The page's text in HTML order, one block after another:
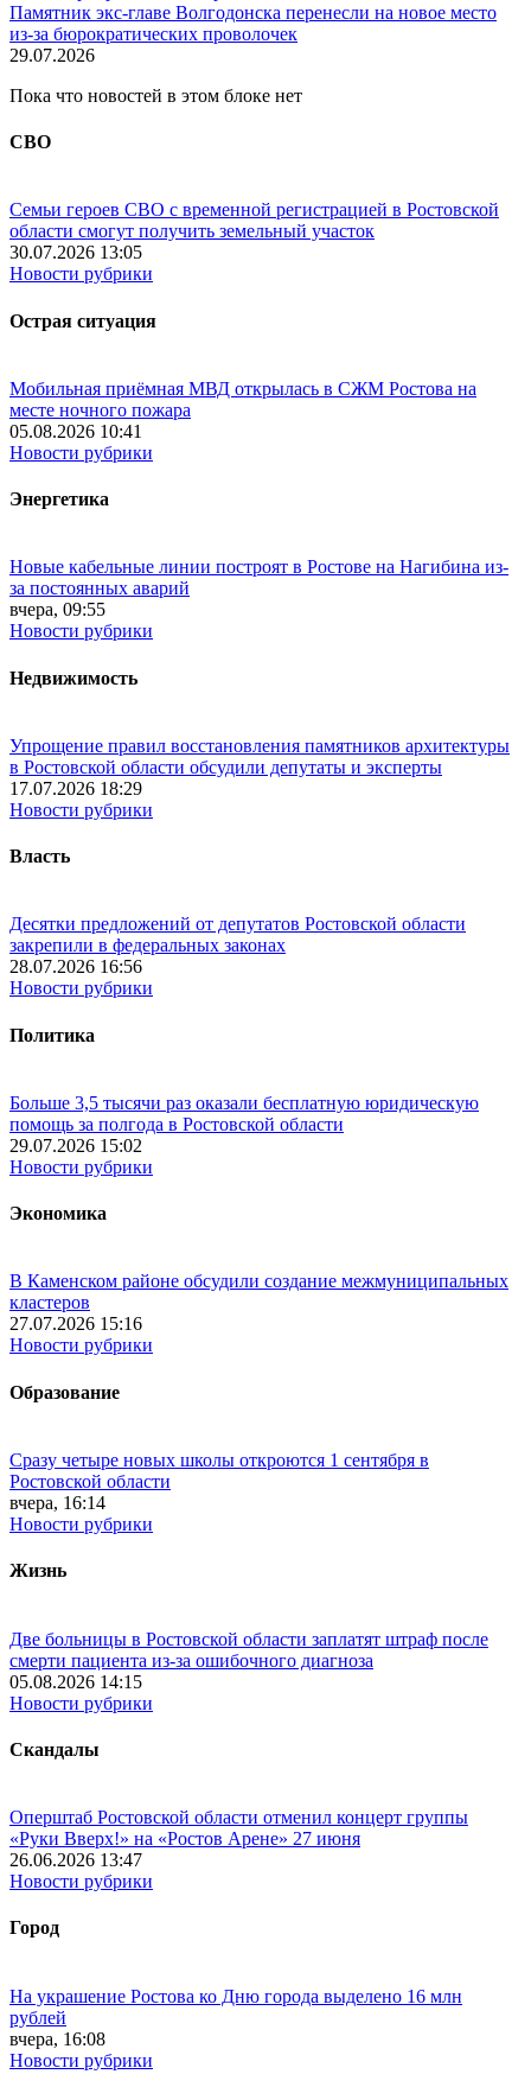
Памятник экс-главе Волгодонска перенесли на новое место
из-за бюрократических проволочек
29.07.2026
Пока что новостей в этом блоке нет
СВО
Семьи героев СВО с временной регистрацией в Ростовской
области смогут получить земельный участок
30.07.2026 13:05
Новости рубрики
Острая ситуация
Мобильная приёмная МВД открылась в СЖМ Ростова на
месте ночного пожара
05.08.2026 10:41
Новости рубрики
Энергетика
Новые кабельные линии построят в Ростове на Нагибина из-
за постоянных аварий
вчера, 09:55
Новости рубрики
Недвижимость
Упрощение правил восстановления памятников архитектуры
в Ростовской области обсудили депутаты и эксперты
17.07.2026 18:29
Новости рубрики
Власть
Десятки предложений от депутатов Ростовской области
закрепили в федеральных законах
28.07.2026 16:56
Новости рубрики
Политика
Больше 3,5 тысячи раз оказали бесплатную юридическую
помощь за полгода в Ростовской области
29.07.2026 15:02
Новости рубрики
Экономика
В Каменском районе обсудили создание межмуниципальных
кластеров
27.07.2026 15:16
Новости рубрики
Образование
Сразу четыре новых школы откроются 1 сентября в
Ростовской области
вчера, 16:14
Новости рубрики
Жизнь
Две больницы в Ростовской области заплатят штраф после
смерти пациента из-за ошибочного диагноза
05.08.2026 14:15
Новости рубрики
Скандалы
Оперштаб Ростовской области отменил концерт группы
«Руки Вверх!» на «Ростов Арене» 27 июня
26.06.2026 13:47
Новости рубрики
Город
На украшение Ростова ко Дню города выделено 16 млн
рублей
вчера, 16:08
Новости рубрики